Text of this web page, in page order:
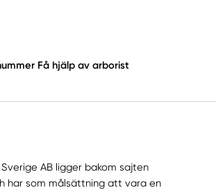
Få hjälp av arborist
AB ligger bakom sajten
har som målsättning att vara en